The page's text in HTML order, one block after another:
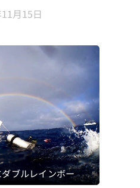
月15日
ブルレインボー